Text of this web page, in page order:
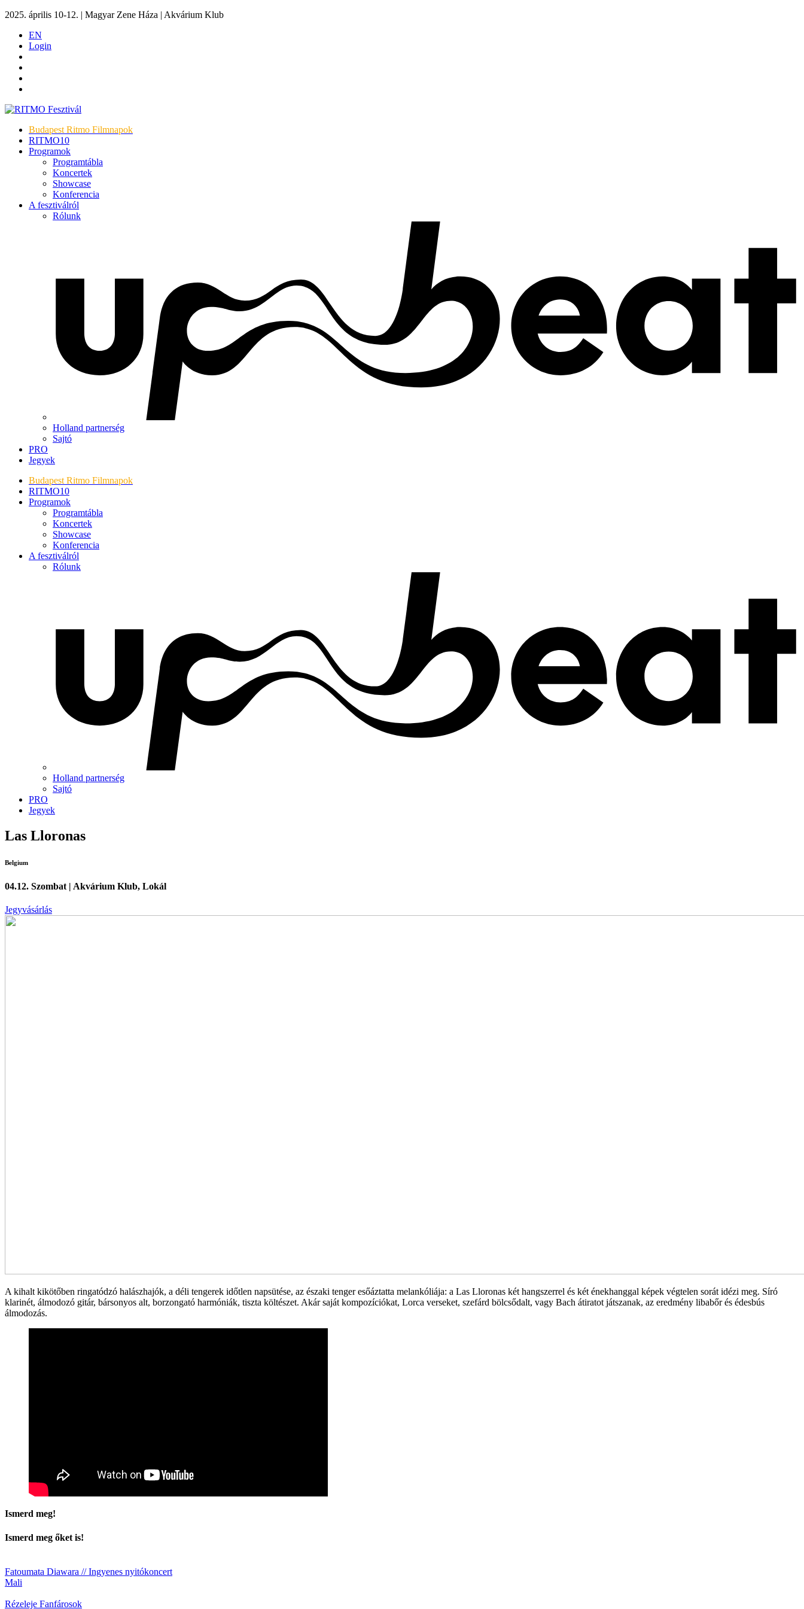
2025. április 10-12. | Magyar Zene Háza | Akvárium Klub
EN
Login
Budapest Ritmo Filmnapok
RITMO10
Programok
Programtábla
Koncertek
Showcase
Konferencia
A fesztiválról
Rólunk
Holland partnerség
Sajtó
PRO
Jegyek
Budapest Ritmo Filmnapok
RITMO10
Programok
Programtábla
Koncertek
Showcase
Konferencia
A fesztiválról
Rólunk
Holland partnerség
Sajtó
PRO
Jegyek
Las Lloronas
Belgium
04.12. Szombat | Akvárium Klub, Lokál
Jegyvásárlás
A kihalt kikötőben ringatódzó halászhajók, a déli tengerek időtlen napsütése, az északi tenger esőáztatta melankóliája: a Las Lloronas két hangszerrel és két énekhanggal képek végtelen sorát idézi meg. Síró
klarinét, álmodozó gitár, bársonyos alt, borzongató harmóniák, tiszta költészet. Akár saját kompozíciókat, Lorca verseket, szefárd bölcsődalt, vagy Bach átiratot játszanak, az eredmény libabőr és édesbús
álmodozás.
Ismerd meg!
Ismerd meg őket is!
Fatoumata Diawara // Ingyenes nyitókoncert
Mali
Rézeleje Fanfárosok